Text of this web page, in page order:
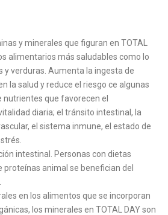
y minerales que figuran en TOTAL
alimentarios más saludables como lo
y verduras. Aumenta la ingesta de
la salud y reduce el riesgo ce algunas
que favorecen el
diaria; el tránsito intestinal, la
el sistema inmune, el estado de
intestinal. Personas con dietas
animal se benefician del
en los alimentos que se incorporan
los minerales en TOTAL DAY son